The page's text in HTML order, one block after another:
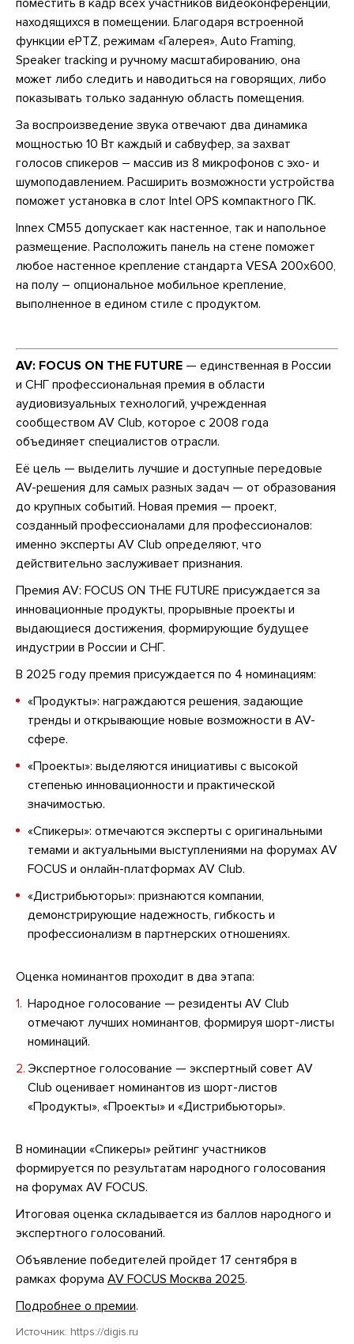
находящихся в помещении. Благодаря встроенной
функции ePTZ, режимам «Галерея», Auto Framing,
Speaker tracking и ручному масштабированию, она
может либо следить и наводиться на говорящих, либо
показывать только заданную область помещения.
За воспроизведение звука отвечают два динамика
мощностью 10 Вт каждый и сабвуфер, за захват
голосов спикеров – массив из 8 микрофонов с эхо- и
шумоподавлением. Расширить возможности устройства
поможет установка в слот Intel OPS компактного ПК.
Innex CM55 допускает как настенное, так и напольное
размещение. Расположить панель на стене поможет
любое настенное крепление стандарта VESA 200x600,
на полу – опциональное мобильное крепление,
выполненное в едином стиле с продуктом.
AV: FOCUS ON THE FUTURE — единственная в России
и СНГ профессиональная премия в области
аудиовизуальных технологий, учрежденная
сообществом AV Club, которое с 2008 года
объединяет специалистов отрасли.
Её цель — выделить лучшие и доступные передовые
AV-решения для самых разных задач — от образования
до крупных событий. Новая премия — проект,
созданный профессионалами для профессионалов:
именно эксперты AV Club определяют, что
действительно заслуживает признания.
Премия AV: FOCUS ON THE FUTURE присуждается за
инновационные продукты, прорывные проекты и
выдающиеся достижения, формирующие будущее
индустрии в России и СНГ.
В 2025 году премия присуждается по 4 номинациям:
«Продукты»: награждаются решения, задающие
тренды и открывающие новые возможности в AV-
сфере.
«Проекты»: выделяются инициативы с высокой
степенью инновационности и практической
значимостью.
«Спикеры»: отмечаются эксперты с оригинальными
темами и актуальными выступлениями на форумах AV
FOCUS и онлайн-платформах AV Club.
«Дистрибьюторы»: признаются компании,
демонстрирующие надежность, гибкость и
профессионализм в партнерских отношениях.
Оценка номинантов проходит в два этапа:
Народное голосование — резиденты AV Club
отмечают лучших номинантов, формируя шорт-листы
номинаций.
Экспертное голосование — экспертный совет AV
Club оценивает номинантов из шорт-листов
«Продукты», «Проекты» и «Дистрибьюторы».
В номинации «Спикеры» рейтинг участников
формируется по результатам народного голосования
на форумах AV FOCUS.
Итоговая оценка складывается из баллов народного и
экспертного голосований.
Объявление победителей пройдет 17 сентября в
рамках форума AV FOCUS Москва 2025.
Подробнее о премии.
Источник: https://digis.ru